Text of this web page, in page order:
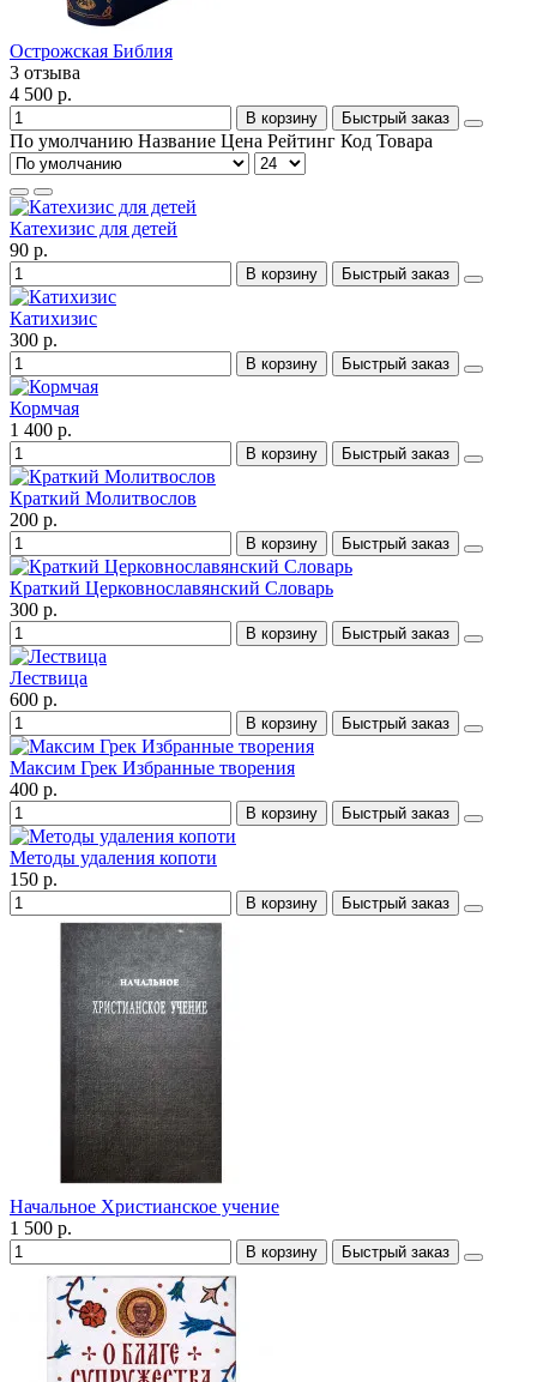
Острожская Библия
3 отзыва
4 500 р.
В корзину Быстрый заказ
По умолчанию Название Цена Рейтинг Код Товара
Катехизис для детей
90 р.
В корзину Быстрый заказ
Катихизис
300 р.
В корзину Быстрый заказ
Кормчая
1 400 р.
В корзину Быстрый заказ
Краткий Молитвослов
200 р.
В корзину Быстрый заказ
Краткий Церковнославянский Словарь
300 р.
В корзину Быстрый заказ
Лествица
600 р.
В корзину Быстрый заказ
Максим Грек Избранные творения
400 р.
В корзину Быстрый заказ
Методы удаления копоти
150 р.
В корзину Быстрый заказ
Начальное Христианское учение
1 500 р.
В корзину Быстрый заказ